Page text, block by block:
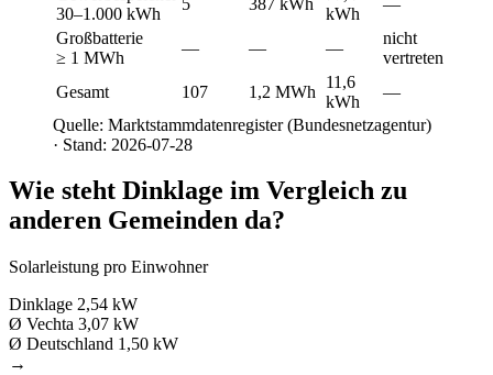
30–1.000 kWh
kWh
Großbatterie
≥ 1 MWh
— — —
nicht
vertreten
Gesamt
107 1,2 MWh
11,6
kWh
—
Quelle: Marktstammdatenregister (Bundesnetzagentur)
· Stand: 2026-07-28
Wie steht Dinklage im Vergleich zu
anderen Gemeinden da?
Solarleistung pro Einwohner
Dinklage 2,54 kW
Ø Vechta 3,07 kW
Ø Deutschland 1,50 kW
→